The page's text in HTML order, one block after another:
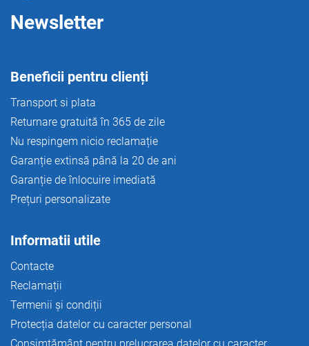
r
Newsletter
Beneficii pentru clienți
Transport si plata
Returnare gratuită în 365 de zile
Nu respingem nicio reclamație
Garanție extinsă până la 20 de ani
Garanție de înlocuire imediată
Prețuri personalizate
Informatii utile
Contacte
Reclamații
Termenii și condiții
Protecția datelor cu caracter personal
Consimțământ pentru prelucrarea datelor cu caracter